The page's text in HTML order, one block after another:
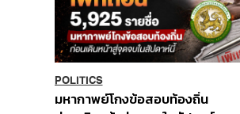
POLITICS
มหากาพย์โกงข้อสอบท้องถิ่น